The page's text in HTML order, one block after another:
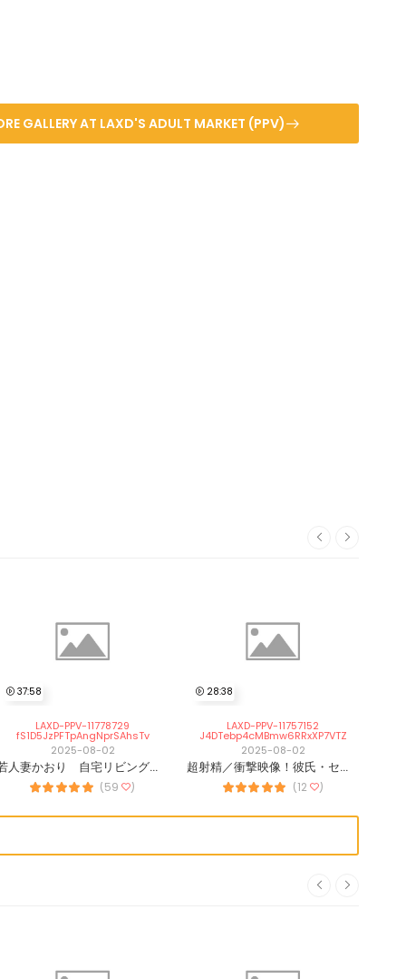
GALLERY AT LAXD'S ADULT MARKET (PPV)
37:58
LAXD-PPV-11778729
fS1D5JzPFTpAngNprSAhsTv
2025-08-02
若人妻かおり 自宅リビングハメ３発分
(59 )
28:38
LAXD-PPV-11757152
J4DTebp4cMBmw6RRxXP7VTZ
2025-08-02
超射精／衝撃映像！彼氏・セフレ持ちJDに手コキを指南したらプロ級に進化
(12 )